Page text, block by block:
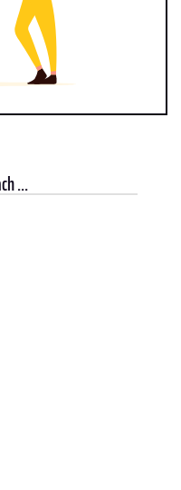
...